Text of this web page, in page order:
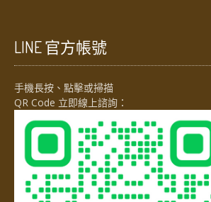
LINE 官方帳號
手機長按、點擊或掃描
QR Code 立即線上諮詢：